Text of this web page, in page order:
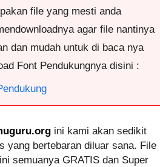
file yang mesti anda
agar file nantinya
dan mudah untuk di baca nya
Font Pendukungnya disini :
ini kami akan sedikit
yang bertebaran diluar sana. File
semuanya GRATIS dan Super